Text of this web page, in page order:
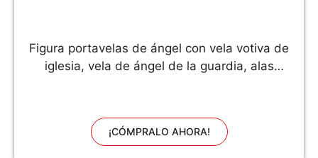
Figura portavelas de ángel con vela votiva de
iglesia, vela de ángel de la guardia, alas
¡CÓMPRALO AHORA!